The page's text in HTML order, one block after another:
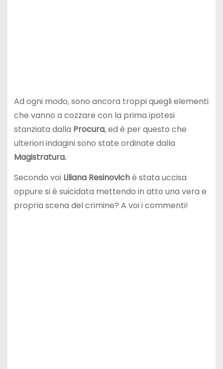
Ad ogni modo, sono ancora troppi quegli elementi
che vanno a cozzare con la prima ipotesi
stanziata dalla Procura, ed è per questo che
ulteriori indagini sono state ordinate dalla
Magistratura.
Secondo voi Liliana Resinovichè stata uccisa
oppure si è suicidata mettendo in atto una vera e
propria scena del crimine? A voi i commenti!